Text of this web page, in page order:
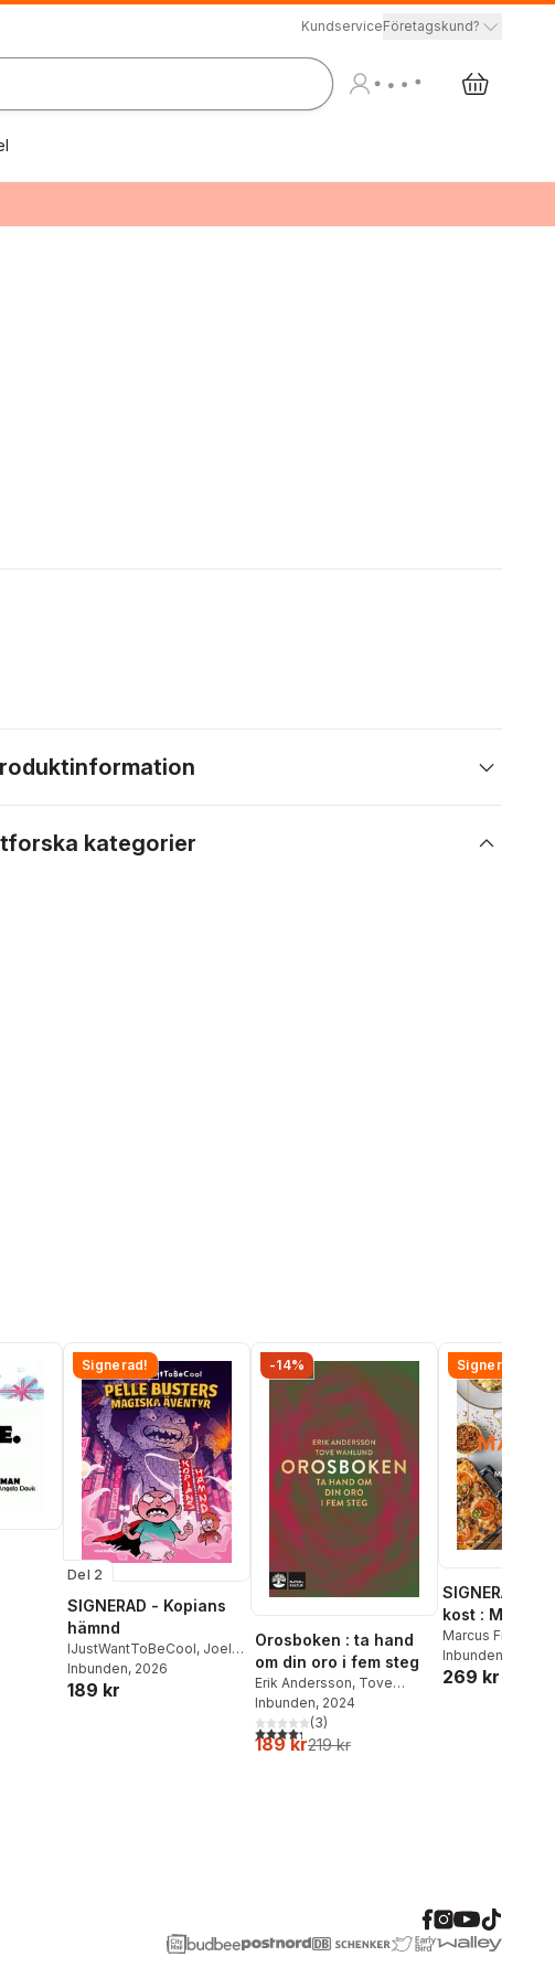
KundserviceFöretagskund?
kategorier
Signerad!
Del 2
SIGNERAD - Kopians
hämnd
IJustWantToBeCool, Joel
Adolphson,Emil Ejdemo
Beer ,Victor Beer
Inbunden, 2026
189 kr
-14%
Orosboken : ta hand
om din oro i fem steg
Erik Andersson, Tove
Wahlund
Inbunden, 2024
4,3utav 5 stjärnor. Totalt antal röster:
(3)
189 kr219 kr
Signerad!
SIGNERAD -
kost :
matlådor
Marcus Frank
Inbunden
269 kr